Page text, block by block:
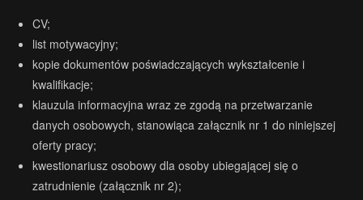
CV;
list motywacyjny;
kopie dokumentów poświadczających wykształcenie i
kwalifikacje;
klauzula informacyjna wraz ze zgodą na przetwarzanie
danych osobowych, stanowiąca załącznik nr 1 do niniejszej
oferty pracy;
kwestionariusz osobowy dla osoby ubiegającej się o
zatrudnienie (załącznik nr 2);